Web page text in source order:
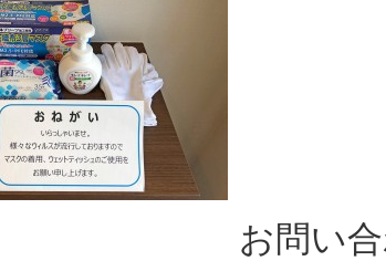
お問い